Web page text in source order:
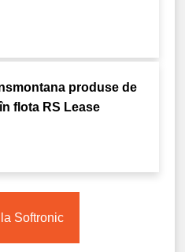
produse de
flota RS Lease
Softronic